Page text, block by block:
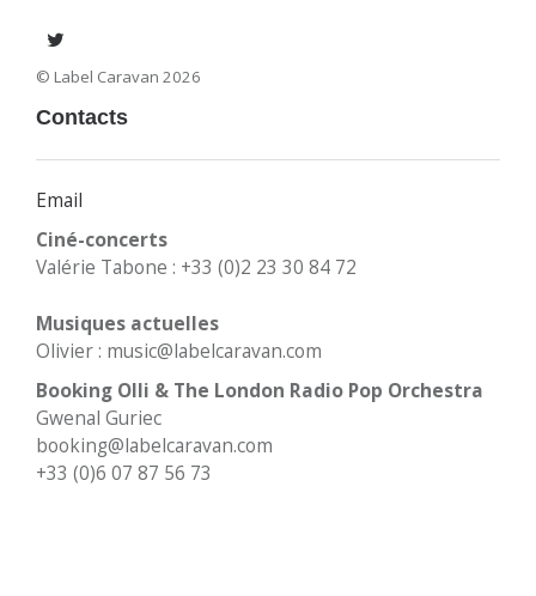
© Label Caravan 2026
Contacts
Email
Ciné-concerts
Valérie Tabone : +33 (0)2 23 30 84 72
Musiques actuelles
Olivier : music@labelcaravan.com
Booking Olli & The London Radio Pop Orchestra
Gwenal Guriec
booking@labelcaravan.com
+33 (0)6 07 87 56 73